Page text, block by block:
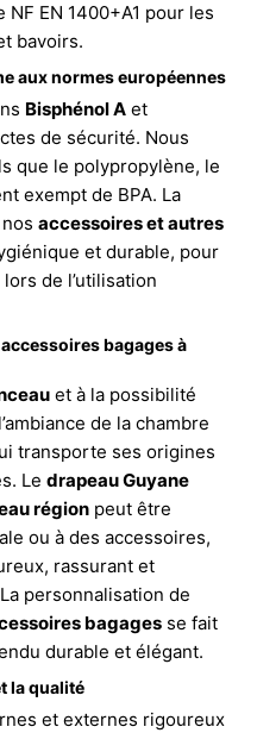
EN 1400+A1 pour les
bavoirs.
aux normes européennes
Bisphénol A et
de sécurité. Nous
que le polypropylène, le
exempt de BPA. La
accessoires et autres
et durable, pour
de l’utilisation
bagages à
et à la possibilité
de la chambre
transporte ses origines
Le drapeau Guyane
région peut être
ou à des accessoires,
rassurant et
personnalisation de
bagages se fait
durable et élégant.
la qualité
et externes rigoureux